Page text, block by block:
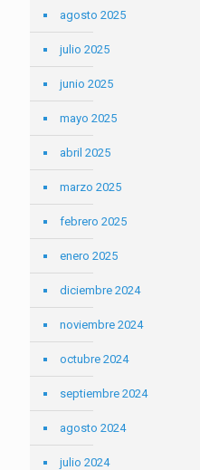
agosto 2025
julio 2025
junio 2025
mayo 2025
abril 2025
marzo 2025
febrero 2025
enero 2025
diciembre 2024
noviembre 2024
octubre 2024
septiembre 2024
agosto 2024
julio 2024